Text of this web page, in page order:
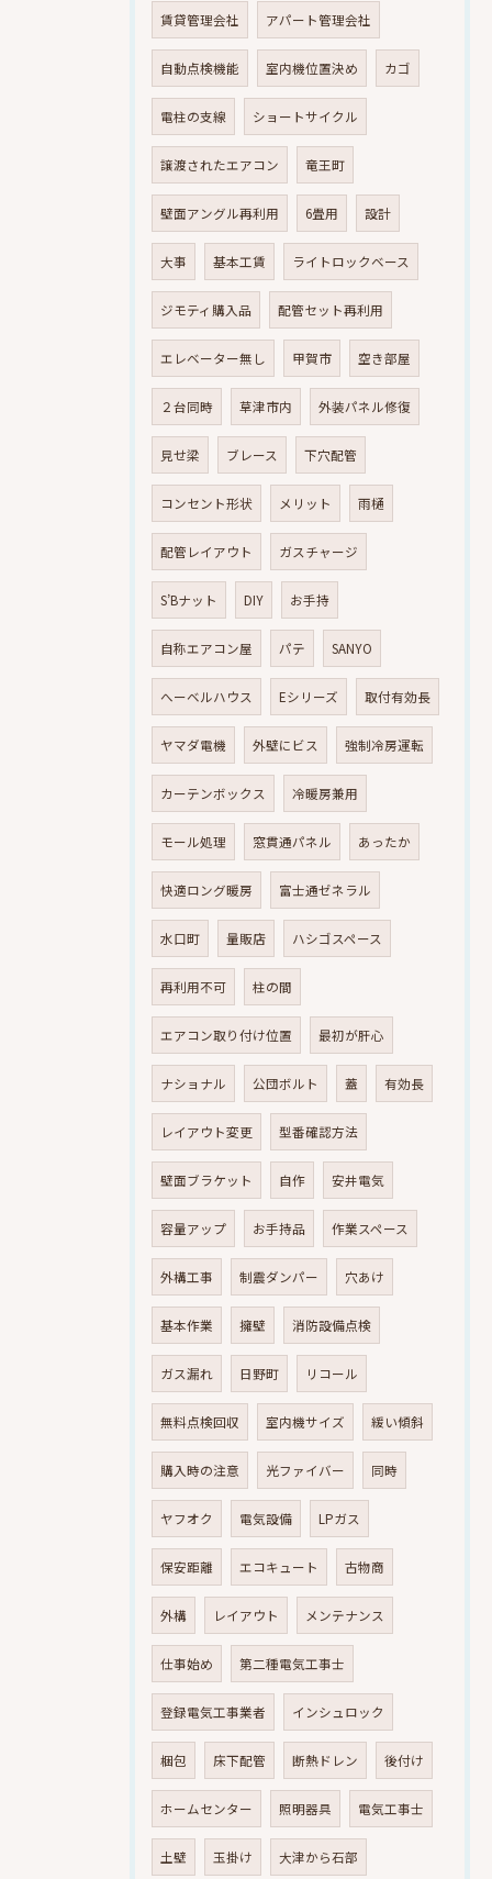
賃貸管理会社 アパート管理会社
自動点検機能 室内機位置決め カゴ
電柱の支線 ショートサイクル
譲渡されたエアコン 竜王町
壁面アングル再利用 6畳用 設計
大事 基本工賃 ライトロックベース
ジモティ購入品 配管セット再利用
エレベーター無し 甲賀市 空き部屋
２台同時 草津市内 外装パネル修復
見せ梁 ブレース 下穴配管
コンセント形状 メリット 雨樋
配管レイアウト ガスチャージ
S’Bナット DIY お手持
自称エアコン屋 パテ SANYO
へーベルハウス Eシリーズ 取付有効長
ヤマダ電機 外壁にビス 強制冷房運転
カーテンボックス 冷暖房兼用
モール処理 窓貫通パネル あったか
快適ロング暖房 富士通ゼネラル
水口町 量販店 ハシゴスペース
再利用不可 柱の間
エアコン取り付け位置 最初が肝心
ナショナル 公団ボルト 蓋 有効長
レイアウト変更 型番確認方法
壁面ブラケット 自作 安井電気
容量アップ お手持品 作業スペース
外構工事 制震ダンパー 穴あけ
基本作業 擁壁 消防設備点検
ガス漏れ 日野町 リコール
無料点検回収 室内機サイズ 緩い傾斜
購入時の注意 光ファイバー 同時
ヤフオク 電気設備 LPガス
保安距離 エコキュート 古物商
外構 レイアウト メンテナンス
仕事始め 第二種電気工事士
登録電気工事業者 インシュロック
梱包 床下配管 断熱ドレン 後付け
ホームセンター 照明器具 電気工事士
土壁 玉掛け 大津から石部